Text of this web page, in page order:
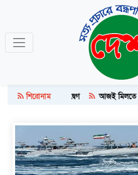
শিরোনাম
উদ্বেগ আজই মিলতে পারে স্বস্তির